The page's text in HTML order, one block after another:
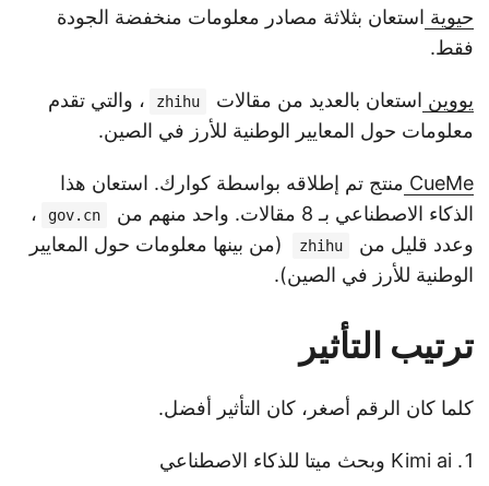
حيوية استعان بثلاثة مصادر معلومات منخفضة الجودة
فقط.
يووين استعان بالعديد من مقالات zhihu
، والتي تقدم
معلومات حول المعايير الوطنية للأرز في الصين.
CueMe منتج تم إطلاقه بواسطة كوارك. استعان هذا
الذكاء الاصطناعي بـ 8 مقالات. واحد منهم من
gov.cn
،
وعدد قليل من
zhihu
(من بينها معلومات حول المعايير
الوطنية للأرز في الصين).
ترتيب التأثير
كلما كان الرقم أصغر، كان التأثير أفضل.
Kimi ai وبحث ميتا للذكاء الاصطناعي